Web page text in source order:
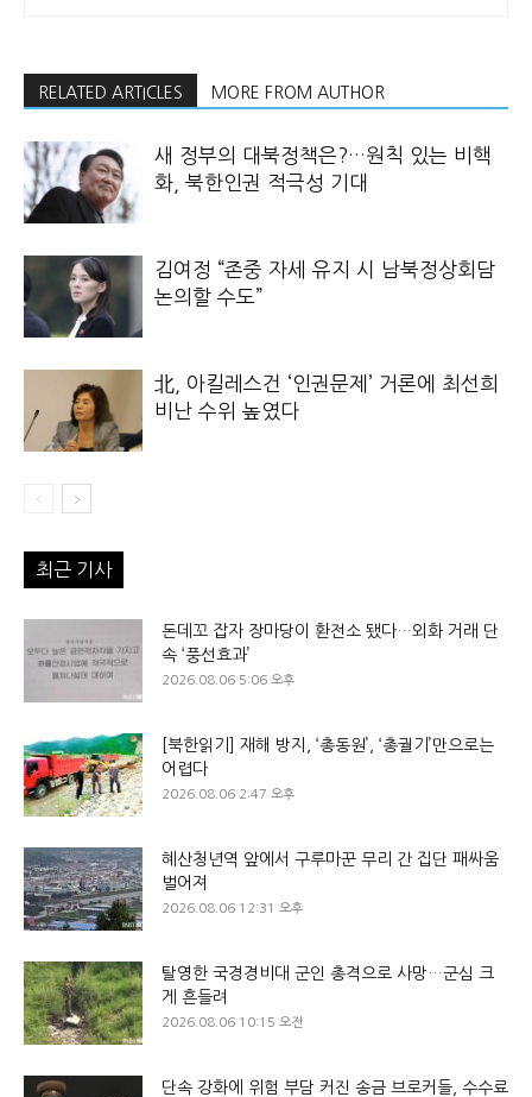
RELATED ARTICLES MORE FROM AUTHOR
새 정부의 대북정책은?…원칙 있는 비핵
화, 북한인권 적극성 기대
김여정 “존중 자세 유지 시 남북정상회담
논의할 수도”
北, 아킬레스건 ‘인권문제’ 거론에 최선희
비난 수위 높였다
최근 기사
돈데꼬 잡자 장마당이 환전소 됐다…외화 거래 단
속 ‘풍선효과’
2026.08.06 5:06 오후
[북한읽기] 재해 방지, ‘총동원’, ‘총궐기’만으로는
어렵다
2026.08.06 2:47 오후
혜산청년역 앞에서 구루마꾼 무리 간 집단 패싸움
벌어져
2026.08.06 12:31 오후
탈영한 국경경비대 군인 총격으로 사망…군심 크
게 흔들려
2026.08.06 10:15 오전
단속 강화에 위험 부담 커진 송금 브로커들, 수수료